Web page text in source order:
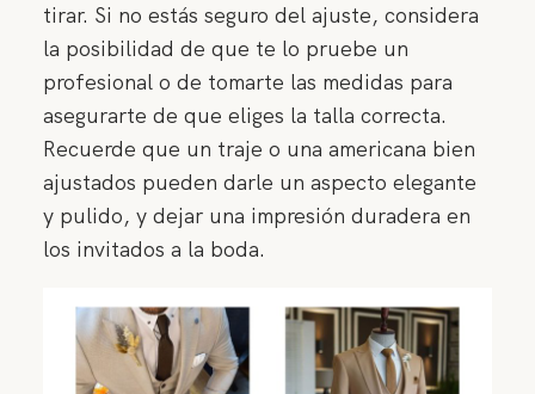
tirar. Si no estás seguro del ajuste, considera
la posibilidad de que te lo pruebe un
profesional o de tomarte las medidas para
asegurarte de que eliges la talla correcta.
Recuerde que un traje o una americana bien
ajustados pueden darle un aspecto elegante
y pulido, y dejar una impresión duradera en
los invitados a la boda.